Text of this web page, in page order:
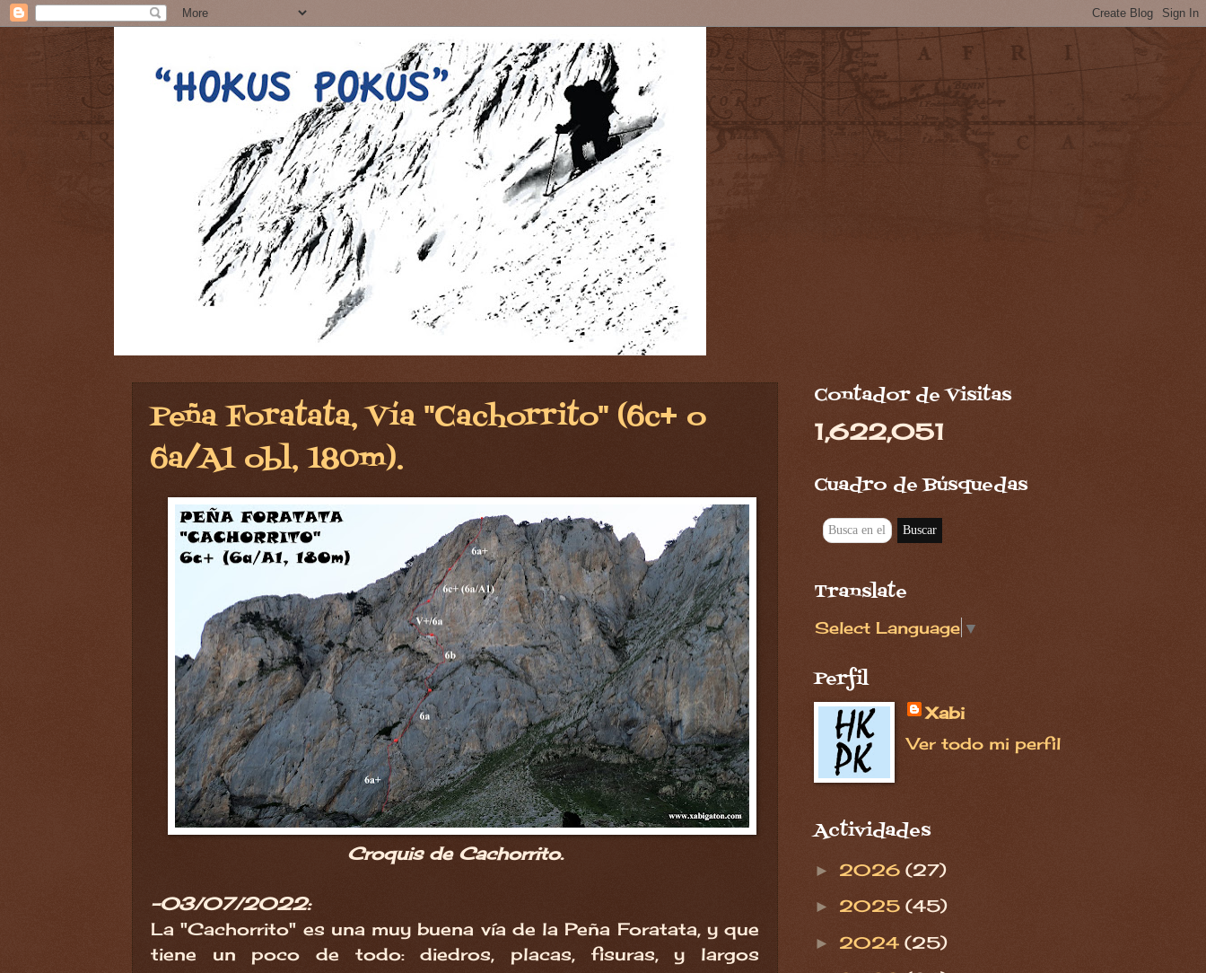
Peña Foratata, Vía "Cachorrito" (6c+ o
6a/A1 obl, 180m).
Croquis de Cachorrito.
-03/07/2022:
La "Cachorrito" es una muy buena vía de la Peña Foratata, y que
tiene un poco de todo: diedros, placas, fisuras, y largos
Contador de Visitas
1,622,051
Cuadro de Búsquedas
Translate
Select Language ▼
Perfil
Xabi
Ver todo mi perfil
Actividades
► 2026 (27)
► 2025 (45)
► 2024 (25)